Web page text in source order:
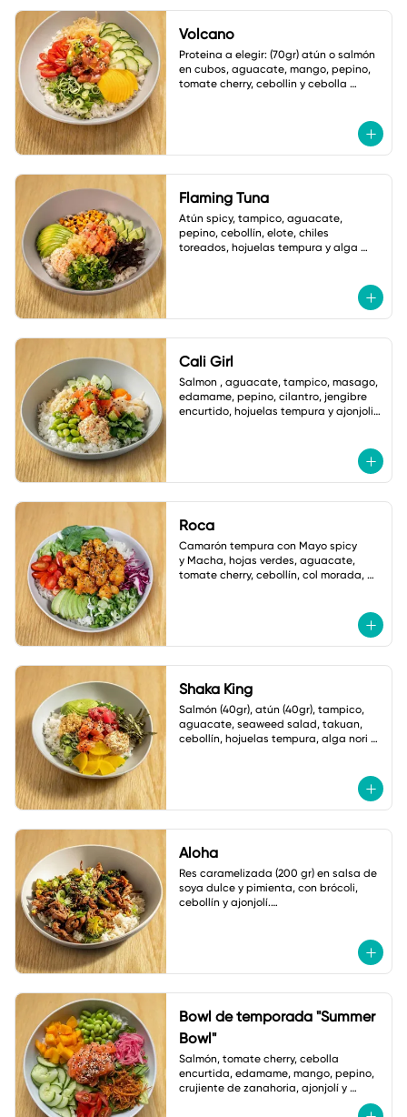
Volcano
Proteina a elegir: (70gr) atún o salmón
en cubos, aguacate, mango, pepino,
tomate cherry, cebollin y cebolla
Flaming Tuna
Atún spicy, tampico, aguacate,
pepino, cebollín, elote, chiles
toreados, hojuelas tempura y alga
Cali Girl
Salmon , aguacate, tampico, masago,
edamame, pepino, cilantro, jengibre
encurtido, hojuelas tempura y ajonjoli
Roca
Camarón tempura con Mayo spicy
y Macha, hojas verdes, aguacate,
tomate cherry, cebollín, col morada,
Shaka King
Salmón (40gr), atún (40gr), tampico,
aguacate, seaweed salad, takuan,
cebollín, hojuelas tempura, alga nori y
Aloha
Res caramelizada (200 gr) en salsa de
soya dulce y pimienta, con brócoli,
cebollín y ajonjolí.
Bowl de temporada "Summer
Bowl"
Salmón, tomate cherry, cebolla
encurtida, edamame, mango, pepino,
crujiente de zanahoria, ajonjolí y
vinagreta de zanahoria con jengibre.